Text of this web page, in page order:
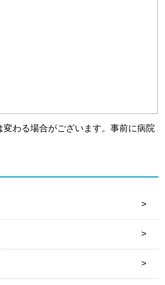
わる場合がございます。事前に病院